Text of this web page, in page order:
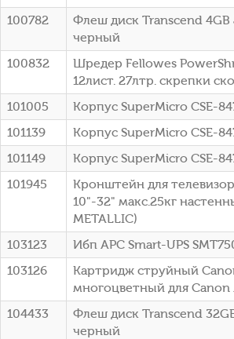
100782
Флеш диск Transcend 4GB
черный
100832
Шредер Fellowes
12лист. 27лтр. скрепки
101005
Корпус SuperMicro CSE-
101139
Корпус SuperMicro CSE-
101149
Корпус SuperMicro CSE-
101945
Кронштейн для
10"-32" макс.25кг
METALLIC)
103123
Ибп APC Smart-UPS
103126
Картридж струйный
многоцветный для Canon
104433
Флеш диск Transcend
черный